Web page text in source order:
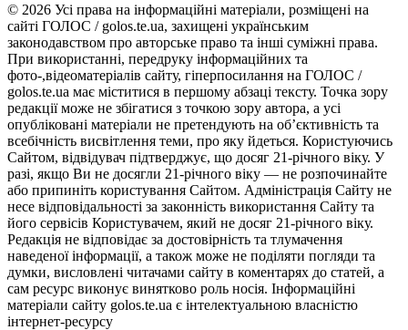
© 2026 Усі права на інформаційні матеріали, розміщені на
сайті ГОЛОС / golos.te.ua, захищені українським
законодавством про авторське право та інші суміжні права.
При використанні, передруку інформаційних та
фото-,відеоматеріалів сайту, гіперпосилання на ГОЛОС /
golos.te.ua має міститися в першому абзаці тексту. Точка зору
редакції може не збігатися з точкою зору автора, а усі
опубліковані матеріали не претендують на об’єктивність та
всебічність висвітлення теми, про яку йдеться. Користуючись
Сайтом, відвідувач підтверджує, що досяг 21-річного віку. У
разі, якщо Ви не досягли 21-річного віку — не розпочинайте
або припиніть користування Сайтом. Адміністрація Сайту не
несе відповідальності за законність використання Сайту та
його сервісів Користувачем, який не досяг 21-річного віку.
Редакція не відповідає за достовірність та тлумачення
наведеної інформації, а також може не поділяти погляди та
думки, висловлені читачами сайту в коментарях до статей, а
сам ресурс виконує винятково роль носія. Інформаційні
матеріали сайту golos.te.ua є інтелектуальною власністю
інтернет-ресурсу